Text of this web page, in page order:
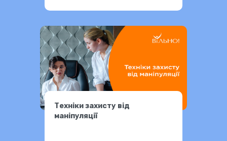
Техніки захисту від
маніпуляції